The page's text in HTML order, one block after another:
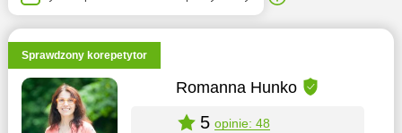
Sprawdzony korepetytor
Romanna Hunko
5 opinie: 48